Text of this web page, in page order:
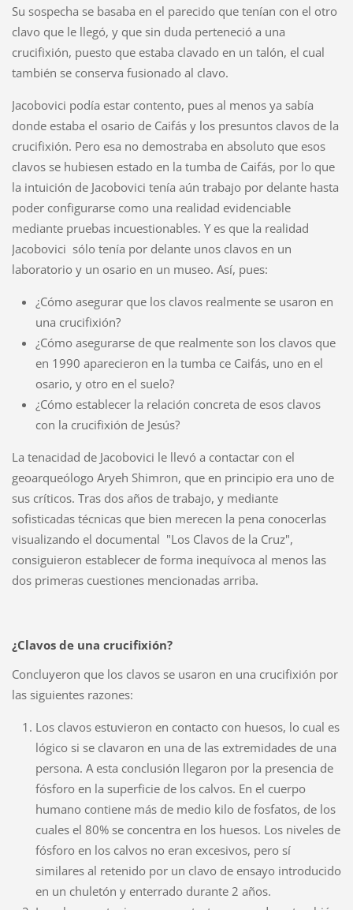
Su sospecha se basaba en el parecido que tenían con el otro
clavo que le llegó, y que sin duda perteneció a una
crucifixión, puesto que estaba clavado en un talón, el cual
también se conserva fusionado al clavo.
Jacobovici podía estar contento, pues al menos ya sabía
donde estaba el osario de Caifás y los presuntos clavos de la
crucifixión. Pero esa no demostraba en absoluto que esos
clavos se hubiesen estado en la tumba de Caifás, por lo que
la intuición de Jacobovici tenía aún trabajo por delante hasta
poder configurarse como una realidad evidenciable
mediante pruebas incuestionables. Y es que la realidad
Jacobovici sólo tenía por delante unos clavos en un
laboratorio y un osario en un museo. Así, pues:
¿Cómo asegurar que los clavos realmente se usaron en
una crucifixión?
¿Cómo asegurarse de que realmente son los clavos que
en 1990 aparecieron en la tumba ce Caifás, uno en el
osario, y otro en el suelo?
¿Cómo establecer la relación concreta de esos clavos
con la crucifixión de Jesús?
La tenacidad de Jacobovici le llevó a contactar con el
geoarqueólogo Aryeh Shimron, que en principio era uno de
sus críticos. Tras dos años de trabajo, y mediante
sofisticadas técnicas que bien merecen la pena conocerlas
visualizando el documental "Los Clavos de la Cruz",
consiguieron establecer de forma inequívoca al menos las
dos primeras cuestiones mencionadas arriba.
¿Clavos de una crucifixión?
Concluyeron que los clavos se usaron en una crucifixión por
las siguientes razones:
Los clavos estuvieron en contacto con huesos, lo cual es
lógico si se clavaron en una de las extremidades de una
persona. A esta conclusión llegaron por la presencia de
fósforo en la superficie de los calvos. En el cuerpo
humano contiene más de medio kilo de fosfatos, de los
cuales el 80% se concentra en los huesos. Los niveles de
fósforo en los calvos no eran excesivos, pero sí
similares al retenido por un clavo de ensayo introducido
en un chuletón y enterrado durante 2 años.